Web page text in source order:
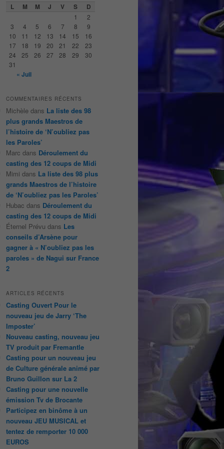
L M M J V S D
1
2
3
4 5 6 7 8
9
10
11 12 13 14 15
16
17
18 19 20 21 22
23
24
25 26 27 28 29
30
31
« Juil
COMMENTAIRES RÉCENTS
Michèle dans La liste des 98
plus grands Maestros de
l’histoire de ‘N’oubliez pas
les Paroles’
Marc dans Déroulement du
casting des 12 coups de Midi
Mimi dans La liste des 98 plus
grands Maestros de l’histoire
de ‘N’oubliez pas les Paroles’
Hubac dans Déroulement du
casting des 12 coups de Midi
Éternel Prévu dans Les
conseils d’Arsène pour
gagner à « N’oubliez pas les
paroles » de Nagui sur France
2
ARTICLES RÉCENTS
Casting Ouvert Pour le
nouveau jeu de Jarry ‘The
Imposter’
Nouveau casting, nouveau jeu
TV produit par Fremantle
Casting pour un nouveau jeu
de Culture générale animé par
Bruno Guillon sur La 2
Casting pour une nouvelle
émission Tv de Brocante
Participez en binôme à un
nouveau JEU MUSICAL et
tentez de remporter 10 000
EUROS